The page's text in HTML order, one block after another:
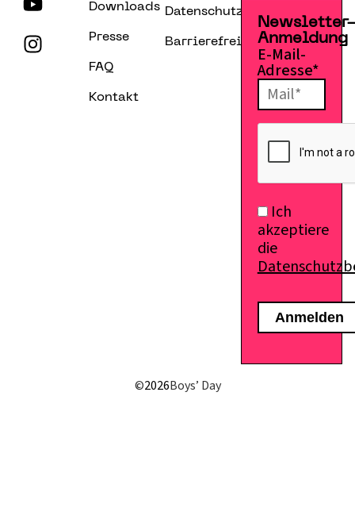
Downloads
Presse
FAQ
Kontakt
Datenschutzerklärung
Barrierefreiheitserklärung
Anmeldung
E-Mail-
Adresse*
Ich
akzeptiere
die
©2026Boys’ Day